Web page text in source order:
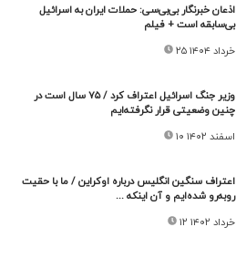
اذعان خبرنگار بی‌بی‌سی: حملات ایران به اسرائیل
بی‌سابقه است + فیلم
۲۵ خرداد ۱۴۰۴
وزیر جنگ اسرائیل اعتراف کرد / ۷۵ سال است در
چنین وضعیتی قرار نگرفته‌ایم
۱۰ اسفند ۱۴۰۲
اعتراف سنگین انگلیس درباره اوکراین / ما با حقیت
روبه‌رو شده‌ایم و آن اینکه ...
۱۲ خرداد ۱۴۰۲